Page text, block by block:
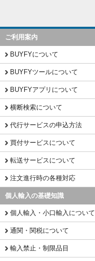
ご利用案内
BUYFYについて
BUYFYツールについて
BUYFYアプリについて
横断検索について
代行サービスの申込方法
買付サービスについて
転送サービスについて
注文進行時の各種対応
個人輸入の基礎知識
個人輸入・小口輸入について
通関・関税について
輸入禁止・制限品目